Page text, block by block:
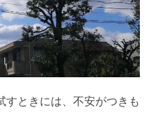
すときには、不安がつきも